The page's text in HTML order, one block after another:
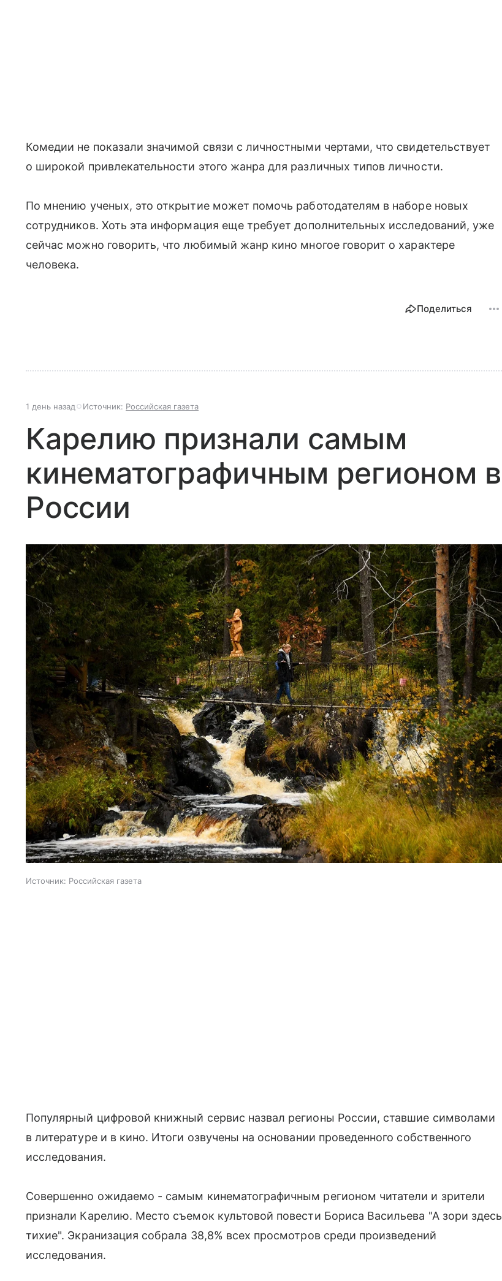
Комедии не показали значимой связи с личностными чертами, что свидетельствует
о широкой привлекательности этого жанра для различных типов личности.
По мнению ученых, это открытие может помочь работодателям в наборе новых
сотрудников. Хоть эта информация еще требует дополнительных исследований, уже
сейчас можно говорить, что любимый жанр кино многое говорит о характере
человека.
Поделиться
1 день назад Источник: Российская газета
Карелию признали самым
кинематографичным регионом в
России
Источник: Российская газета
Популярный цифровой книжный сервис назвал регионы России, ставшие символами
в литературе и в кино. Итоги озвучены на основании проведенного собственного
исследования.
Совершенно ожидаемо - самым кинематографичным регионом читатели и зрители
признали Карелию. Место съемок культовой повести Бориса Васильева "А зори здесь
тихие". Экранизация собрала 38,8% всех просмотров среди произведений
исследования.